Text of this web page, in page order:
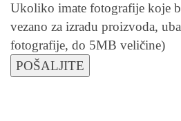
Ukoliko imate fotografije koje
vezano za izradu proizvoda,
fotografije, do 5MB veličine)